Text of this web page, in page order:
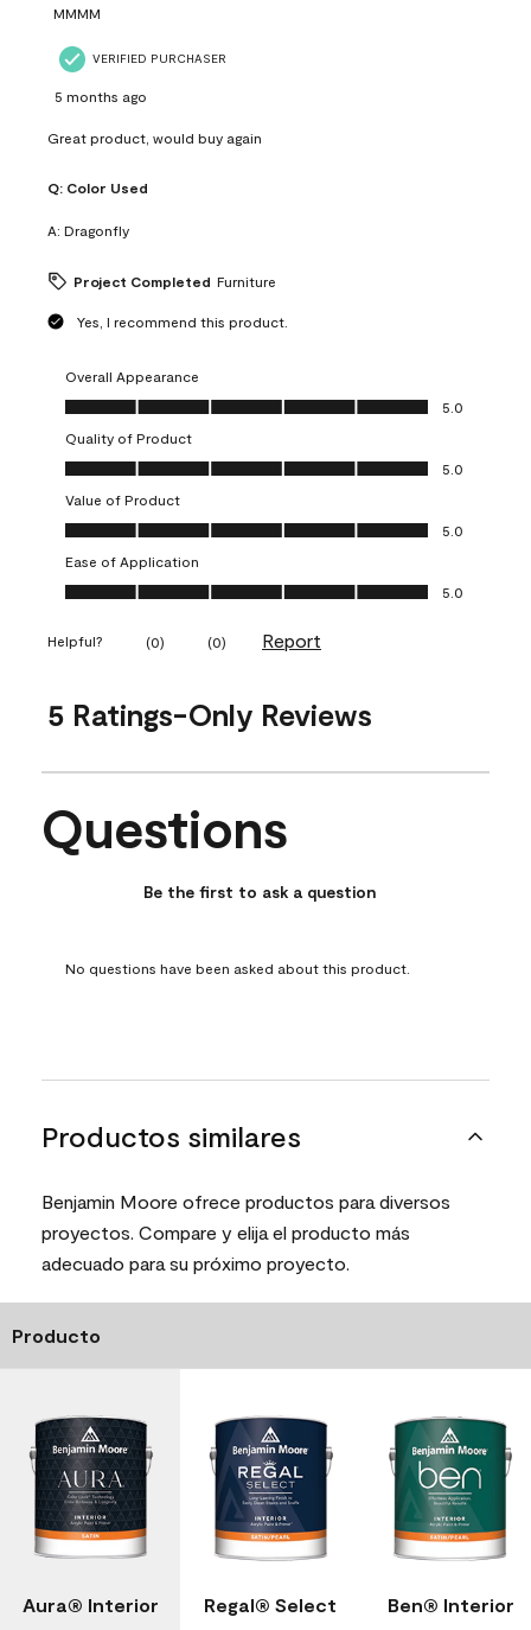
MMMM
VERIFIED PURCHASER
5 months ago
Great product, would buy again
Q: Color Used
A: Dragonfly
Project Completed Furniture
Yes, I recommend this product.
Overall Appearance
Overall Appearance, 5.0 out of 5
5.0
Quality of Product
Quality of Product, 5.0 out of 5
5.0
Value of Product
Value of Product, 5.0 out of 5
5.0
Ease of Application
Ease of Application, 5.0 out of 5
5.0
Helpful? (0) (0) Report
5 Ratings-Only Reviews
No questions have been asked about this product.
Questions
Be the first to ask a question
No questions have been asked about this product.
Productos similares
Benjamin Moore ofrece productos para diversos
proyectos. Compare y elija el producto más
adecuado para su próximo proyecto.
Producto
Aura® Interior
Regal® Select
Ben® Interior